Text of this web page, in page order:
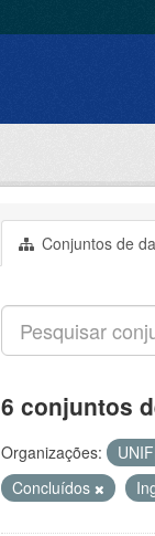
Conjuntos de
6 conjuntos
Organizações:
Concluídos